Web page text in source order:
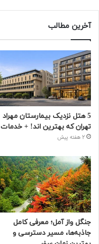
آخرین مطالب
5 هتل نزدیک بیمارستان مهراد
تهران که بهترین‌ اند! + خدمات
2 هفته پیش
جنگل واز آمل؛ معرفی کامل
جاذبه‌ها، مسیر دسترسی و